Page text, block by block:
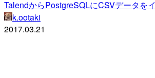
TalendからPostgreSQLにCSVデータを
k.ootaki
2017.03.21